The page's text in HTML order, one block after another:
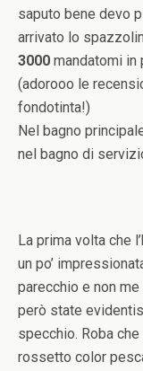
saputo bene devo
arrivato lo
3000 mandatomi in
(adorooo le
fondotinta!)
Nel bagno
nel bagno di
La prima volta che
un po’
parecchio e non me
però state
specchio. Roba
rossetto color